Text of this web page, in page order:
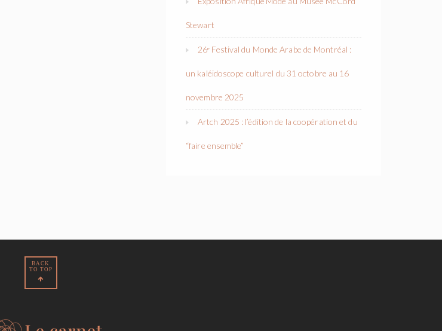
Stewart
26ᵉ Festival du Monde Arabe de Montréal :
un kaléidoscope culturel du 31 octobre au 16
novembre 2025
Artch 2025 : l’édition de la coopération et du
“faire ensemble”
BACK
TO TOP